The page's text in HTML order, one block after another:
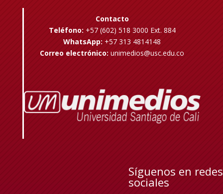
Contacto
Teléfono: +57 (602) 518 3000 Ext. 884
WhatsApp: +57 313 4814148
Correo electrónico: unimedios@usc.edu.co
Síguenos en redes
sociales